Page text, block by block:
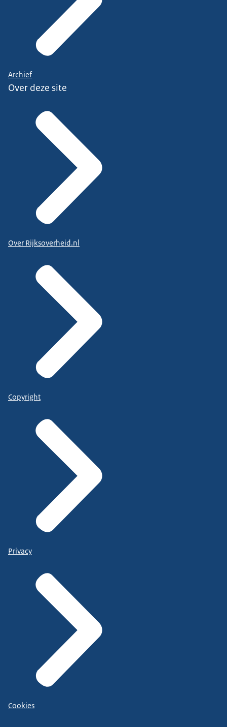
Archief
Over deze site
Over Rijksoverheid.nl
Copyright
Privacy
Cookies